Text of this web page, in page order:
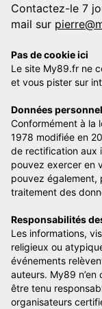
Contactez-le 7
mail sur
Pas de cookie ici
Le site My89.fr ne
et vous pister sur
Données
Conformément à la
1978 modifiée en
de rectification aux
pouvez exercer en
pouvez également,
traitement des
Responsabilités
Les informations,
religieux ou
événements
auteurs. My89
être tenu
organisateurs